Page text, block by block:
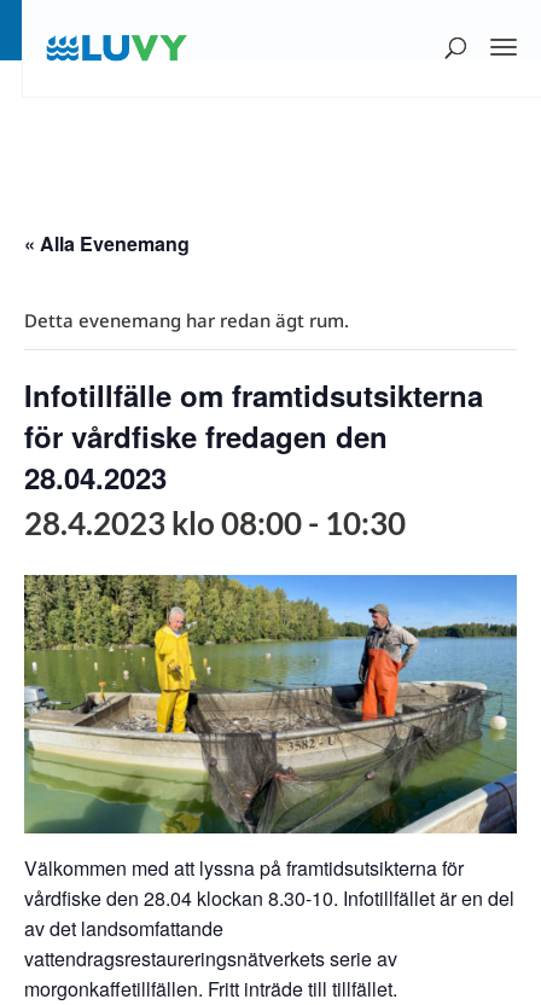
« Alla Evenemang
Detta evenemang har redan ägt rum.
Infotillfälle om framtidsutsikterna
för vårdfiske fredagen den
28.04.2023
28.4.2023 klo 08:00- 10:30
Välkommen med att lyssna på framtidsutsikterna för
vårdfiske den 28.04 klockan 8.30-10. Infotillfället är en del
av det landsomfattande
vattendragsrestaureringsnätverkets serie av
morgonkaffetillfällen. Fritt inträde till tillfället.